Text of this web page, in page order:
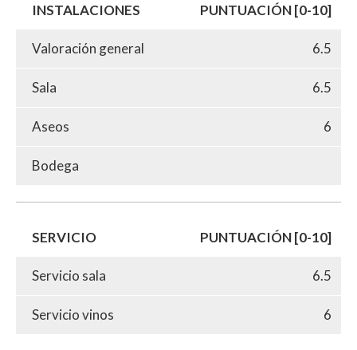
INSTALACIONES PUNTUACIÓN [0-10]
Valoración general 6.5
Sala 6.5
Aseos 6
Bodega
SERVICIO PUNTUACIÓN [0-10]
Servicio sala 6.5
Servicio vinos 6